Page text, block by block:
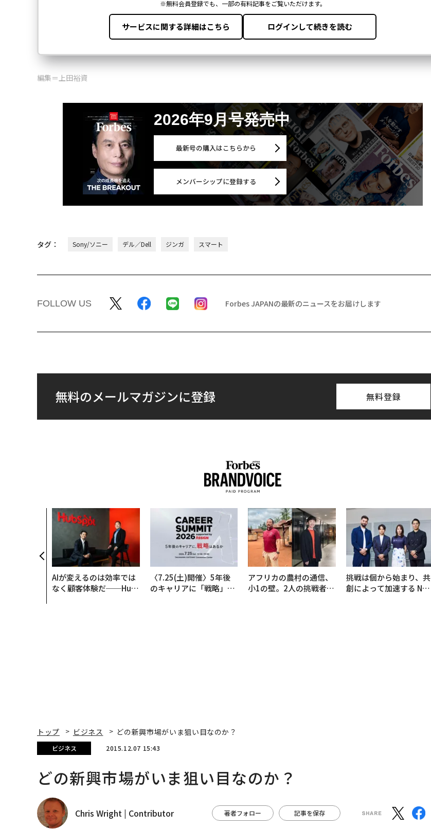
編集＝上田裕資
2026年9月号発売中
最新号の購入はこちらから
メンバーシップに登録する
タグ： Sony/ソニー デル／Dell ジンガ スマート
FOLLOW US Forbes JAPANの最新のニュースをお届けします
無料のメールマガジンに登録 無料登録
AIが変えるのは効率では
なく顧客体験だ──Hub
〈7.25(土)開催〉5年後
のキャリアに「戦略」は
アフリカの農村の通信、
小1の壁。2人の挑戦者が
挑戦は個から始まり、共
創によって加速する NOR
トップ ビジネス どの新興市場がいま狙い目なのか？
ビジネス 2015.12.07 15:43
どの新興市場がいま狙い目なのか？
Chris Wright | Contributor 著者フォロー 記事を保存